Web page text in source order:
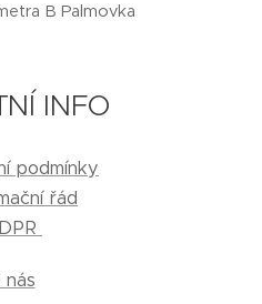
B Palmovka
INFO
podmínky
řád
nás